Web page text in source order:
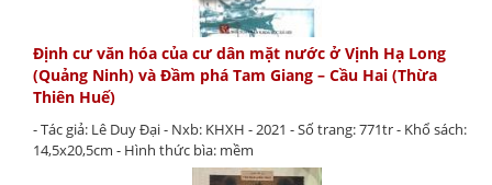
Định cư văn hóa của cư dân mặt nước ở Vịnh Hạ Long
(Quảng Ninh) và Đầm phá Tam Giang – Cầu Hai (Thừa
Thiên Huế)
- Tác giả: Lê Duy Đại - Nxb: KHXH - 2021 - Số trang: 771tr - Khổ sách:
14,5x20,5cm - Hình thức bìa: mềm